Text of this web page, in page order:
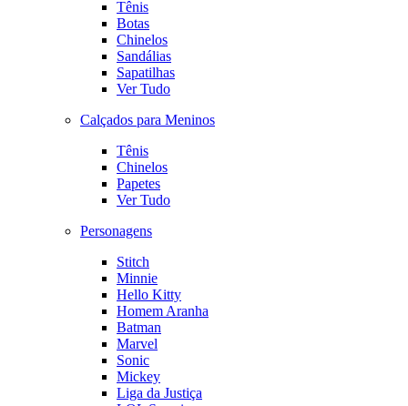
Tênis
Botas
Chinelos
Sandálias
Sapatilhas
Ver Tudo
Calçados para Meninos
Tênis
Chinelos
Papetes
Ver Tudo
Personagens
Stitch
Minnie
Hello Kitty
Homem Aranha
Batman
Marvel
Sonic
Mickey
Liga da Justiça